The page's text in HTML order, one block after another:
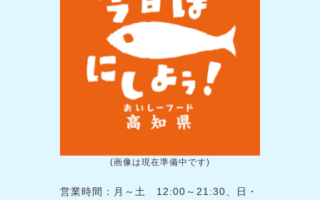
(画像は現在準備中です)
営業時間：月～土 12:00～21:30、日・